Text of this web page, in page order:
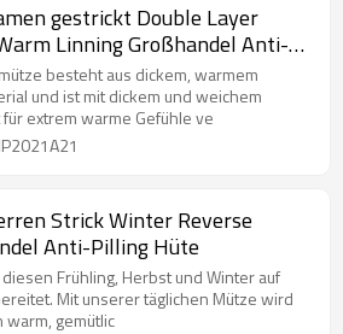
gestrickt Double Layer
Linning Großhandel Anti-
mit Stickmuster
besteht aus dickem, warmem
und ist mit dickem und weichem
extrem warme Gefühle ve
Strick Winter Reverse
Anti-Pilling Hüte
Frühling, Herbst und Winter auf
Mit unserer täglichen Mütze wird
warm, gemütlic